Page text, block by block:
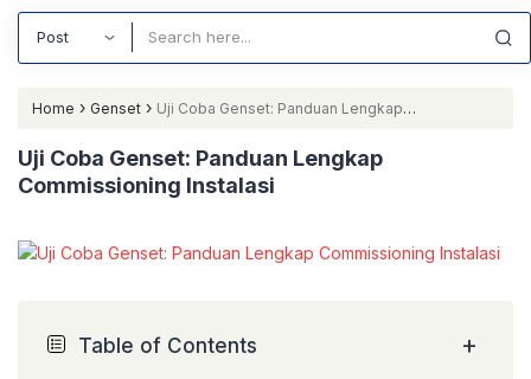
Home › Genset › Uji Coba Genset: Panduan Lengkap
Commissioning Instalasi
Uji Coba Genset: Panduan Lengkap
Commissioning Instalasi
Table of Contents +